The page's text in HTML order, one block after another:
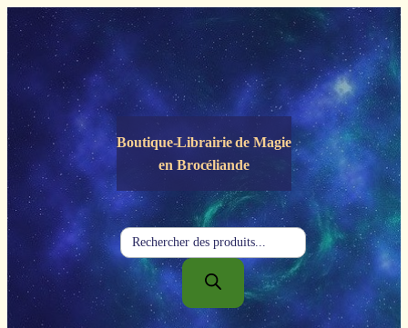
Panneau de gestion des cookies
Boutique-Librairie deMagie
en Brocéliande
Recherche
de
produits